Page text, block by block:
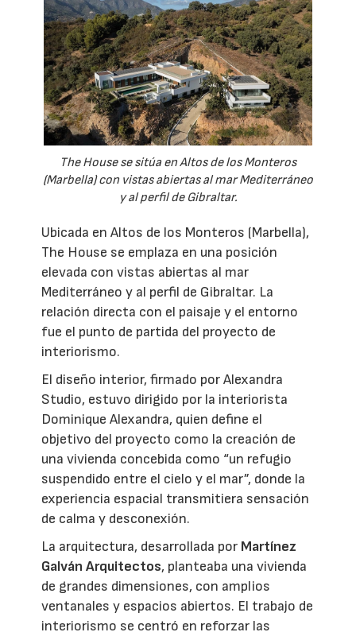
The House se sitúa en Altos de los Monteros
(Marbella) con vistas abiertas al mar Mediterráneo
y al perfil de Gibraltar.
Ubicada en Altos de los Monteros (Marbella),
The House se emplaza en una posición
elevada con vistas abiertas al mar
Mediterráneo y al perfil de Gibraltar. La
relación directa con el paisaje y el entorno
fue el punto de partida del proyecto de
interiorismo.
El diseño interior, firmado por Alexandra
Studio, estuvo dirigido por la interiorista
Dominique Alexandra, quien define el
objetivo del proyecto como la creación de
una vivienda concebida como “un refugio
suspendido entre el cielo y el mar”, donde la
experiencia espacial transmitiera sensación
de calma y desconexión.
La arquitectura, desarrollada por Martínez
Galván Arquitectos, planteaba una vivienda
de grandes dimensiones, con amplios
ventanales y espacios abiertos. El trabajo de
interiorismo se centró en reforzar las